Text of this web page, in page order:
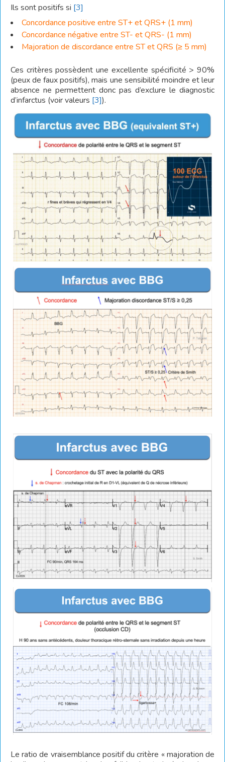
Ils sont positifs si [3]
Concordance positive entre ST+ et QRS+ (1 mm)
Concordance négative entre ST- et QRS- (1 mm)
Majoration de discordance entre ST et QRS (≥ 5 mm)
Ces critères possèdent une excellente spécificité > 90%
(peux de faux positifs), mais une sensibilité moindre et leur
absence ne permettent donc pas d’exclure le diagnostic
d’infarctus (voir valeurs [3]).
Le ratio de vraisemblance positif du critère « majoration de